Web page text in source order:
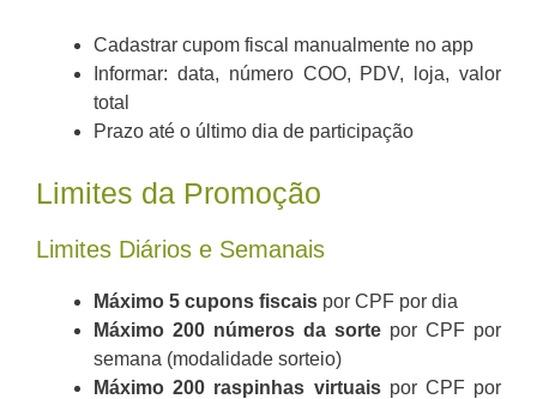
Cadastrar cupom fiscal manualmente no app
Informar: data, número COO, PDV, loja, valor
total
Prazo até o último dia de participação
Limites da Promoção
Limites Diários e Semanais
Máximo 5 cupons fiscais por CPF por dia
Máximo 200 números da sorte por CPF por
semana (modalidade sorteio)
Máximo 200 raspinhas virtuaispor CPF por